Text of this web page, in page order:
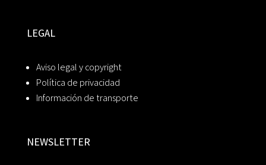
LEGAL
Aviso legal y copyright
Política de privacidad
Información de transporte
NEWSLETTER